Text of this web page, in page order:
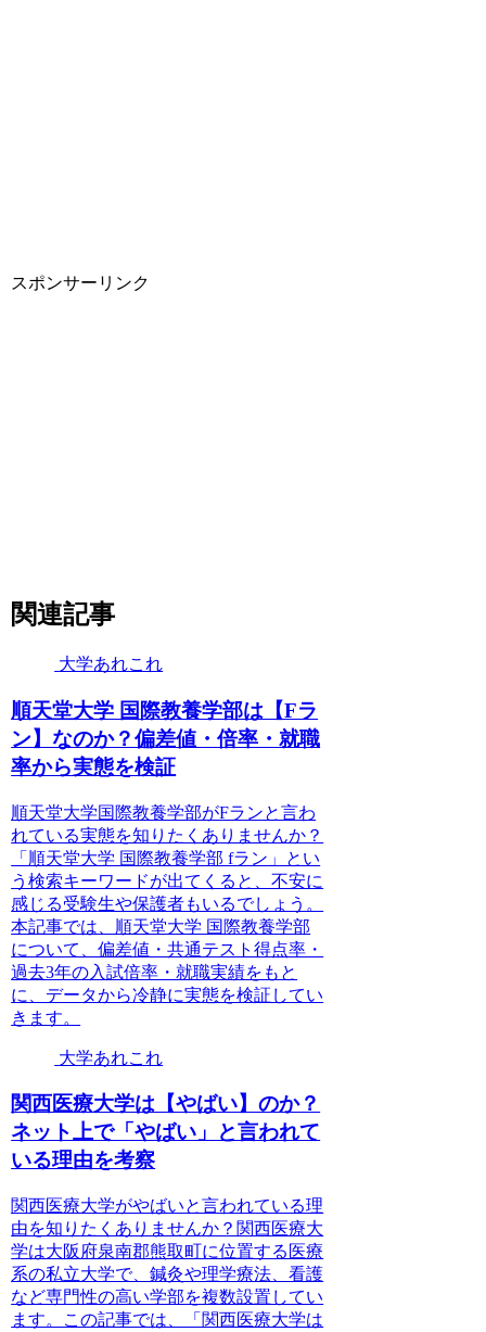
スポンサーリンク
関連記事
大学あれこれ
順天堂大学 国際教養学部は【Fラ
ン】なのか？偏差値・倍率・就職
率から実態を検証
順天堂大学国際教養学部がFランと言わ
れている実態を知りたくありませんか？
「順天堂大学 国際教養学部 fラン」とい
う検索キーワードが出てくると、不安に
感じる受験生や保護者もいるでしょう。
本記事では、順天堂大学 国際教養学部
について、偏差値・共通テスト得点率・
過去3年の入試倍率・就職実績をもと
に、データから冷静に実態を検証してい
きます。
大学あれこれ
関西医療大学は【やばい】のか？
ネット上で「やばい」と言われて
いる理由を考察
関西医療大学がやばいと言われている理
由を知りたくありませんか？関西医療大
学は大阪府泉南郡熊取町に位置する医療
系の私立大学で、鍼灸や理学療法、看護
など専門性の高い学部を複数設置してい
ます。この記事では、「関西医療大学は